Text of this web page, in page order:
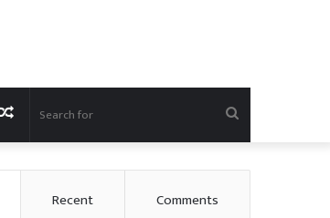
Search
for
Random
Article
Recent Comments